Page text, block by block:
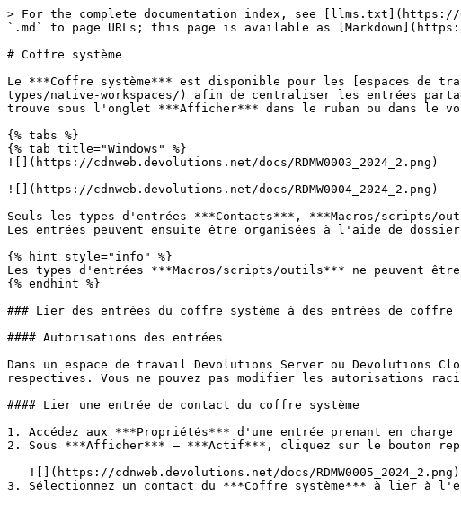
> For the complete documentation index, see [llms.txt](https://
`.md` to page URLs; this page is available as
# Coffre système
Le ***Coffre système*** est disponible pour les [espaces de
types/native-workspaces/) afin de centraliser les entrées
trouve sous l'onglet ***Afficher*** dans le ruban ou dans le
{% tabs %}
{% tab title="Windows" %}
![](https://cdnweb.devolutions.net/docs/RDMW0003_2024_2.png)
![](https://cdnweb.devolutions.net/docs/RDMW0004_2024_2.png)
Seuls les types d'entrées ***Contacts***, ***Macros/scripts/
Les entrées peuvent ensuite être organisées à l'aide de
{% hint style="info" %}
Les types d'entrées ***Macros/scripts/outils*** ne peuvent être
{% endhint %}
### Lier des entrées du coffre système à des entrées de coffre
#### Autorisations des entrées
Dans un espace de travail Devolutions Server ou Devolutions
respectives. Vous ne pouvez pas modifier les autorisations
#### Lier une entrée de contact du coffre système
1. Accédez aux ***Propriétés*** d'une entrée prenant en
2. Sous ***Afficher*** – ***Actif***, cliquez sur le bouton
3. Sélectionnez un contact du ***Coffre système*** à lier à